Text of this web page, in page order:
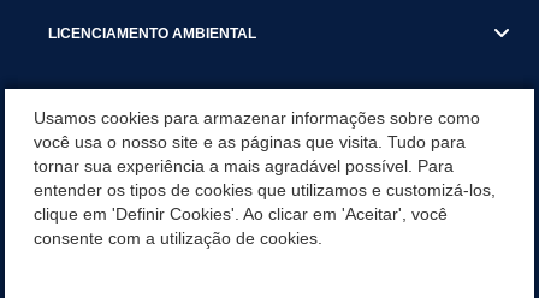
LICENCIAMENTO AMBIENTAL
SERVIÇOS
SERVIÇOS DO DEPARTAMENTO DE RECEITA MUNICIPAL
Usamos cookies para armazenar informações sobre como
você usa o nosso site e as páginas que visita. Tudo para
tornar sua experiência a mais agradável possível. Para
entender os tipos de cookies que utilizamos e customizá-los,
clique em 'Definir Cookies'. Ao clicar em 'Aceitar', você
consente com a utilização de cookies.